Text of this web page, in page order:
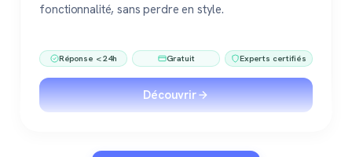
fonctionnalité, sans perdre en style.
Réponse < 24h Gratuit Experts certifiés
Découvrir